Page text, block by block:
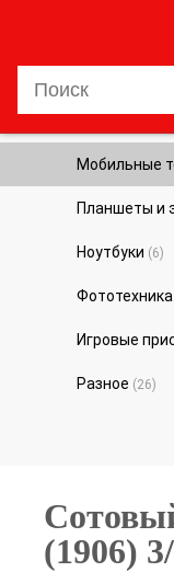
Мобильные
Планшеты и
Ноутбуки (6)
Фототехника
Игровые
Разное (26)
(1906)